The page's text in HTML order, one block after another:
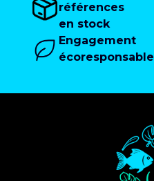
références
en stock
Engagement
écoresponsable